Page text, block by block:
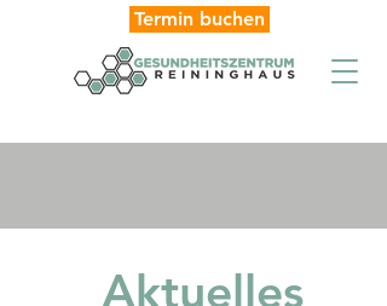
Termin buchen
Aktuelles